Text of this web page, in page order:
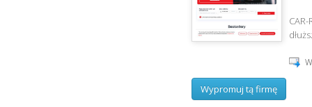
Wypromuj tą firmę